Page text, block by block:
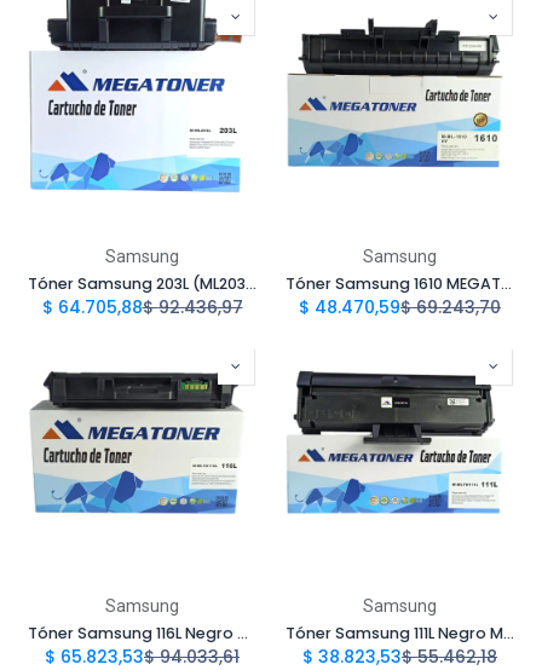
Samsung
Tóner Samsung 203L (ML203L) Compatible con Samsung ML-2010, ML-2510, SCX-4321 Xerox 3117 | Megatoner
$ 64.705,88$92.436,97
Samsung
Tóner Samsung 1610 MEGATONER Genérico Negro ML1610 Compatible con Samsung ML-1610 1620 2010 2510 SCX-4521 y Xerox 3117 3122 | Megatoner
$ 48.470,59$69.243,70
Samsung
Tóner Samsung 116L Negro MLTD116L Compatible con Samsung SL-M2625 SL-M2825 SL-M2675 SL | Megatoner
$ 65.823,53$94.033,61
Samsung
Tóner Samsung 111L Negro MLTD-111L Compatible con Samsung SL-M2020 SL-M2070 | Megatoner
$ 38.823,53$55.462,18